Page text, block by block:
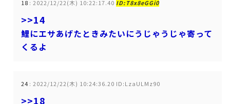
18 : 2022/12/22(木) 10:22:17.40 ID:T8x8eGGi0
>>14
鯉にエサあげたときみたいにうじゃうじゃ寄って
くるよ
24 : 2022/12/22(木) 10:24:36.20 ID:LzaULMz90
>>18